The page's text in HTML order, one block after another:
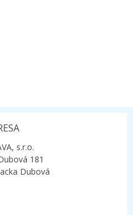
s.r.o.
181
Dubová